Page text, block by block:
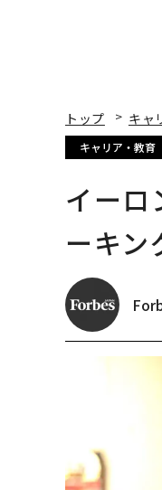
トップ キャ
キャリア・教育
イーロ
ーキン